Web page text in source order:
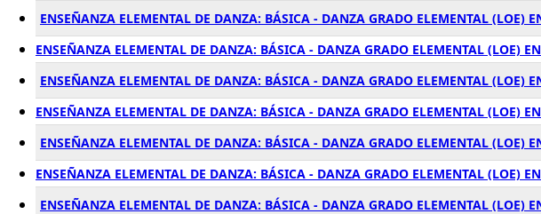
ENSEÑANZA ELEMENTAL DE DANZA: BÁSICA - DANZA GRADO ELEMENTAL (LOE)
ENSEÑANZA ELEMENTAL DE DANZA: BÁSICA - DANZA GRADO ELEMENTAL (LOE)
ENSEÑANZA ELEMENTAL DE DANZA: BÁSICA - DANZA GRADO ELEMENTAL (LOE)
ENSEÑANZA ELEMENTAL DE DANZA: BÁSICA - DANZA GRADO ELEMENTAL (LOE)
ENSEÑANZA ELEMENTAL DE DANZA: BÁSICA - DANZA GRADO ELEMENTAL (LOE)
ENSEÑANZA ELEMENTAL DE DANZA: BÁSICA - DANZA GRADO ELEMENTAL (LOE)
ENSEÑANZA ELEMENTAL DE DANZA: BÁSICA - DANZA GRADO ELEMENTAL (LOE)